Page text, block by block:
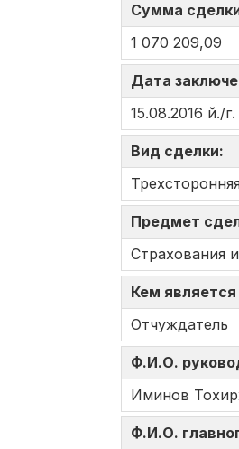
Сумма
1 070 209,09
Дата
15.08.2016 й./г.
Вид сделки:
Трехсторонняя
Предмет
Страхования
Кем
Отчуждатель
Ф.И.О.
Иминов
Ф.И.О.